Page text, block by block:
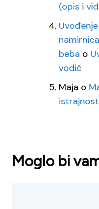
(opis i
beba o
vodič
Maja o
Moglo bi